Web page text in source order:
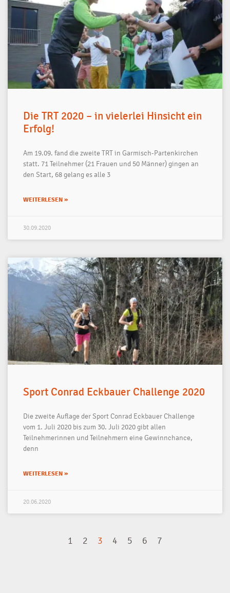
Die TRT 2020 – in vielerlei Hinsicht ein
Erfolg!
Am 19.09. fand die zweite TRT in Garmisch-Partenkirchen
statt. 71 Teilnehmer (21 Frauen und 50 Männer) gingen an
den Start, 68 gelang es alle 3
WEITERLESEN »
30.09.2020
Sport Conrad Eckbauer Challenge 2020
Die zweite Auflage der Sport Conrad Eckbauer Challenge
vom 1. Juli 2020 bis zum 30. Juli 2020 gibt allen
Teilnehmerinnen und Teilnehmern eine Gewinnchance,
denn
WEITERLESEN »
20.06.2020
1 2 3 4 5 6 7